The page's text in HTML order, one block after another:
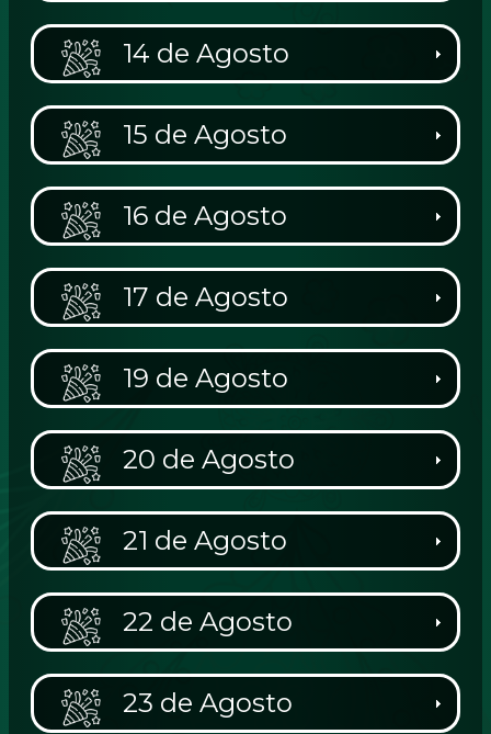
14 de Agosto
15 de Agosto
16 de Agosto
17 de Agosto
19 de Agosto
20 de Agosto
21 de Agosto
22 de Agosto
23 de Agosto